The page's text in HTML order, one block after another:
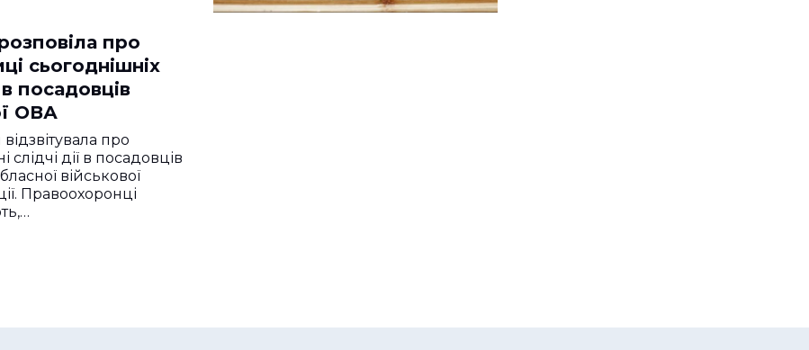
про
сьогоднішніх
посадовців
ОВА
про
слідчі дії в посадовців
військової
Правоохоронці